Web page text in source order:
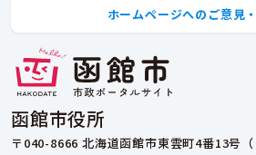
函館市役所
〒040-8666 北海道函館市東雲町4番13号（
ホームページへのご意見